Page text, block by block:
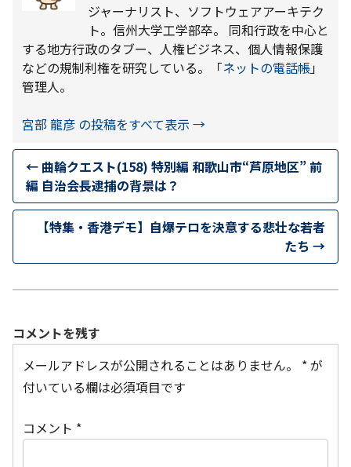
ジャーナリスト、ソフトウェアアーキテク
ト。信州大学工学部卒。 同和行政を中心と
する地方行政のタブー、人権ビジネス、個人情報保護
などの規制利権を研究している。「ネットの電話帳」
管理人。
宮部 龍彦 の投稿をすべて表示 →
← 曲輪クエスト(158) 特別編 和歌山市“芦原地区” 前
編 自治会長逮捕の背景は？
【特集・香港デモ】自爆テロを決意する悲壮な若者
たち →
コメントを残す
メールアドレスが公開されることはありません。
*が
付いている欄は必須項目です
コメント *